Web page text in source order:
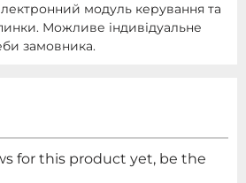
модуль керування та
Можливе індивідуальне
замовника.
for this product yet, be the